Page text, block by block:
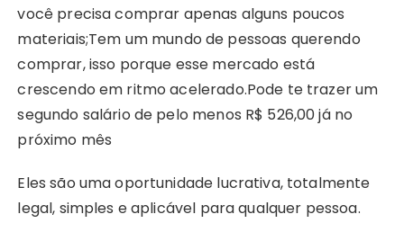
você precisa comprar apenas alguns poucos
materiais;Tem um mundo de pessoas querendo
comprar, isso porque esse mercado está
crescendo em ritmo acelerado.Pode te trazer um
segundo salário de pelo menos R$ 526,00 já no
próximo mês
Eles são uma oportunidade lucrativa, totalmente
legal, simples e aplicável para qualquer pessoa.